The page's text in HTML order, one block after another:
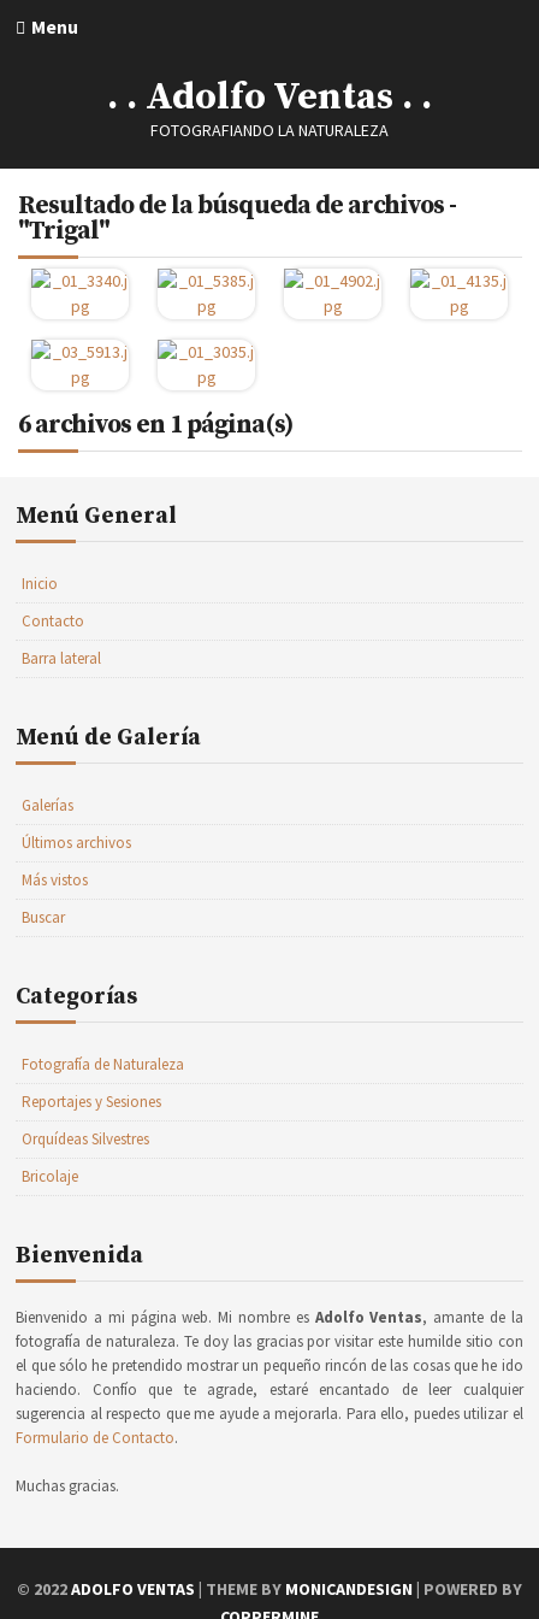
Menu
. . Adolfo Ventas . .
FOTOGRAFIANDO LA NATURALEZA
Resultado de la búsqueda de archivos -
"Trigal"
6 archivos en 1 página(s)
Menú General
Inicio
Contacto
Barra lateral
Menú de Galería
Galerías
Últimos archivos
Más vistos
Buscar
Categorías
Fotografía de Naturaleza
Reportajes y Sesiones
Orquídeas Silvestres
Bricolaje
Bienvenida
Bienvenido a mi página web. Mi nombre es Adolfo Ventas, amante de la
fotografía de naturaleza. Te doy las gracias por visitar este humilde sitio con
el que sólo he pretendido mostrar un pequeño rincón de las cosas que he ido
haciendo. Confío que te agrade, estaré encantado de leer cualquier
sugerencia al respecto que me ayude a mejorarla. Para ello, puedes utilizar el
Formulario de Contacto.
Muchas gracias.
© 2022ADOLFO VENTAS | THEME BY MONICANDESIGN | POWERED BY